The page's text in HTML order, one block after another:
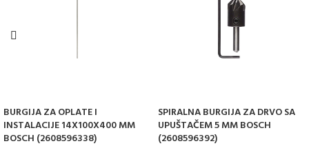
BURGIJA ZA OPLATE I
INSTALACIJE 14X100X400 MM
BOSCH (2608596338)
SPIRALNA BURGIJA ZA DRVO SA
UPUŠTAČEM 5 MM BOSCH
(2608596392)